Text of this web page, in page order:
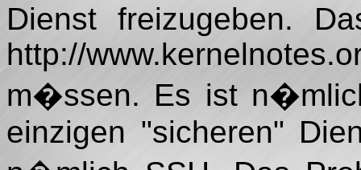
Dienst freizugeben.
http://
m�ssen. Es ist
einzigen "sicheren"